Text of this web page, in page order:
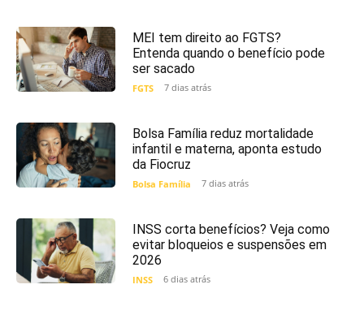
MEI tem direito ao FGTS?
Entenda quando o benefício pode
ser sacado
FGTS 7 dias atrás
Bolsa Família reduz mortalidade
infantil e materna, aponta estudo
da Fiocruz
Bolsa Família 7 dias atrás
INSS corta benefícios? Veja como
evitar bloqueios e suspensões em
2026
INSS 6 dias atrás